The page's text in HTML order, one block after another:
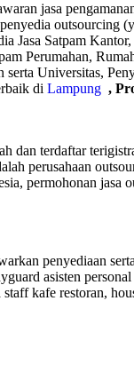
jasa
penyedia outsourcing
Jasa Satpam
Perumahan,
serta Universitas,
di Lampung ,
dan terdaftar
perusahaan
permohonan jasa
penyediaan
asisten
kafe restoran,